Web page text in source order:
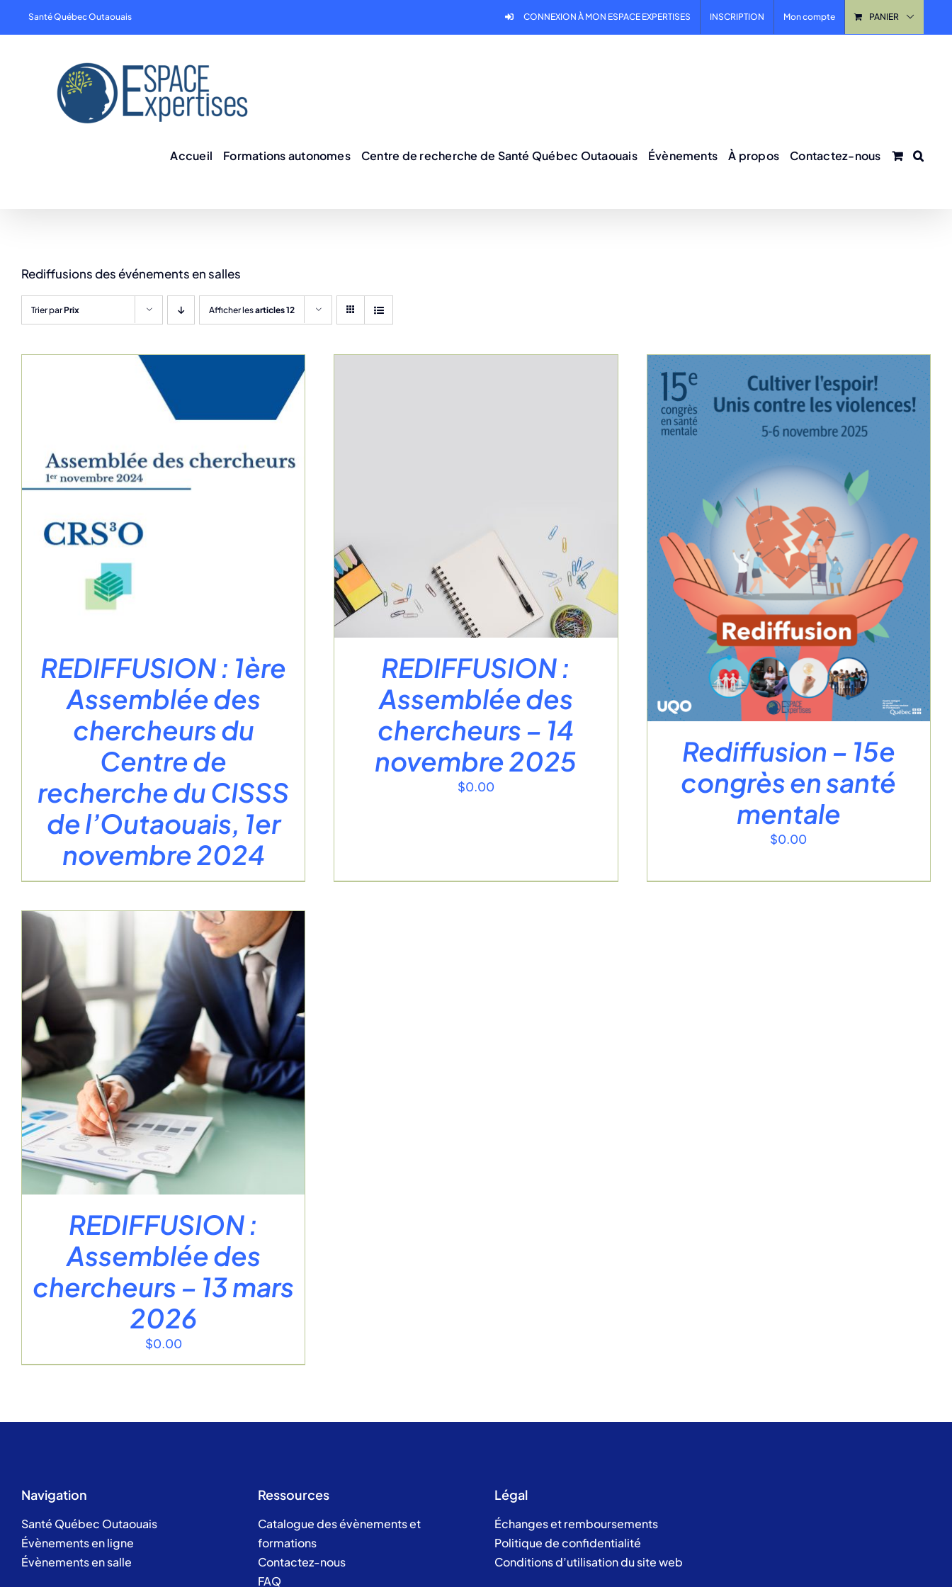
Santé Québec Outaouais CONNEXION À MON ESPACE EXPERTISES INSCRIPTION Mon compte PANIER
Accueil Formations autonomes Centre de recherche de Santé Québec Outaouais Évènements À propos Contactez-nous
Rediffusions des événements en salles
Trier parPrix Afficher lesarticles 12
REDIFFUSION : 1ère
Assemblée des
chercheurs du
Centre de
recherche du CISSS
de l’Outaouais, 1er
novembre 2024
REDIFFUSION :
Assemblée des
chercheurs – 14
novembre 2025
$0.00
DÉTAILS
Rediffusion – 15e
congrès en santé
mentale
$0.00
REDIFFUSION :
Assemblée des
chercheurs – 13 mars
2026
$0.00
Navigation
Santé Québec Outaouais
Évènements en ligne
Évènements en salle
Ressources
Catalogue des évènements et
formations
Contactez-nous
FAQ
Légal
Échanges et remboursements
Politique de confidentialité
Conditions d’utilisation du site web